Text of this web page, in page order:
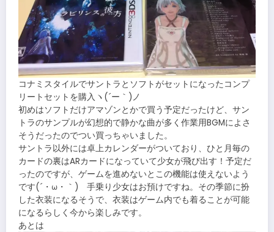
コナミスタイルでサントラとソフトがセットになったコンプ
リートセットを購入ヽ(´ー｀)ノ
初めはソフトだけアマゾンとかで買う予定だったけど、サン
トラのサンプルが幻想的で静かな曲が多く作業用BGMによさ
そうだったのでつい買っちゃいました。
サントラ以外には卓上カレンダーがついており、ひと月毎の
カードの裏はARカードになっていて少女が飛び出す！予定だ
ったのですが、ゲームを進めないとこの機能は使えないよう
です(´・ω・｀) 手乗り少女はお預けですね。その季節に扮
した衣装になるそうで、衣装はゲーム内でも着ることが可能
になるらしく今から楽しみです。
あとは